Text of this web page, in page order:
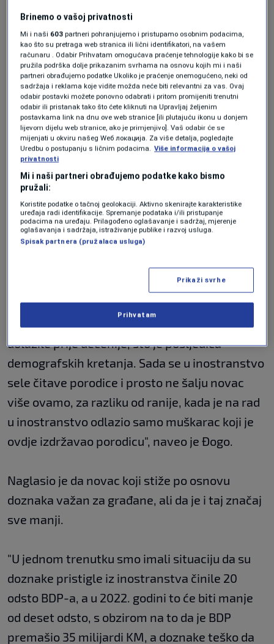
vrijednost.
"Do kraja četvrtog kvartala 2022. godine taj
broj će vjerovatno premašiti tri milijarde
maraka, budući da pred kraj godine ciklično
stiže najviše tog novca",kazao je Đogo.
On je dodao da bi se trend rasta mogao
prekinuti 2023. godine te da je to poprilično
pouzdano očekivanje.
"Ako bude ozbiljna ekonomska kriza, a u najavi
jeste i prvi parametri pokazuju da će tako i biti,
to će se negativno odraziti na naše ljude koji
rade u inostranstvu, tako da će oni slati manje
novca. I ove doznake koje su stigle za tri
kvartala 2022. godine manje su od onih koje su
dolazile prije decenije, što je posljedica
demografskih kretanja. Sada se u inostranstvo
sele čitave porodice i prosto ne šalju novac
više ovamo, za razliku od ranije, kada je na rad
u inostranstvo odlazio samo muškarac koji je
ovdje izdržavao porodicu", naveo je Đogo.
Naglasio je da novac koji stiže po osnovu
doznaka važan za građane, ali da je i taj značaj
sve manji.
"U jednom trenutku smo imali situaciju da su
doznake pristigle iz inostranstva činile 20
odsto BDP-a, a u 2022. godini to će biti manje
od deset odsto, s obzirom na to da je BDP
premašio 35 milijardi KM, a doznake teško da
Brinemo o vašoj privatnosti
Mi i naši 603 partneri pohranjujemo i pristupamo osobnim podacima,
kao što su pretraga web stranica ili lični identifikatori, na vašem
računaru . Odabir Prihvatam omogućava praćenje tehnologije kako bi se
pružila podrška dolje prikazanim svrhama na osnovu kojih mi i naši
partneri obrađujemo podatke Ukoliko je praćenje onemogućeno, neki od
sadržaja i reklama koje vidite možda neće biti relevantni za vas. Ovaj
odabir postavki možete ponovno odabrati i pritom promijeniti trenutni
odabir ili pristanak tako što ćete kliknuti na Upravljaj željenim
postavkama link na dnu ove web stranice [ili plutajuću ikonu u donjem
lijevom dijelu web stranice, ako je primjenjivo]. Vaš odabir će se
mijenjati u okviru našeg Wеб локација. Za više detalja, pogledajte
Uredbu o postupanju s ličnim podacima. Više informacija o vašoj
privatnosti
Mi i naši partneri obrađujemo podatke kako bismo
pružali:
Koristite podatke o tačnoj geolokaciji. Aktivno skenirajte karakteristike
uređaja radi identifikacije. Spremanje podataka i/ili pristupanje
podacima na uređaju. Prilagođeno oglašavanje i sadržaj, mjerenje
oglašavanja i sadržaja, istraživanje publike i razvoj usluga.
Spisak partnera (pružalaca usluga)
Prikaži svrhe
Prihvatam